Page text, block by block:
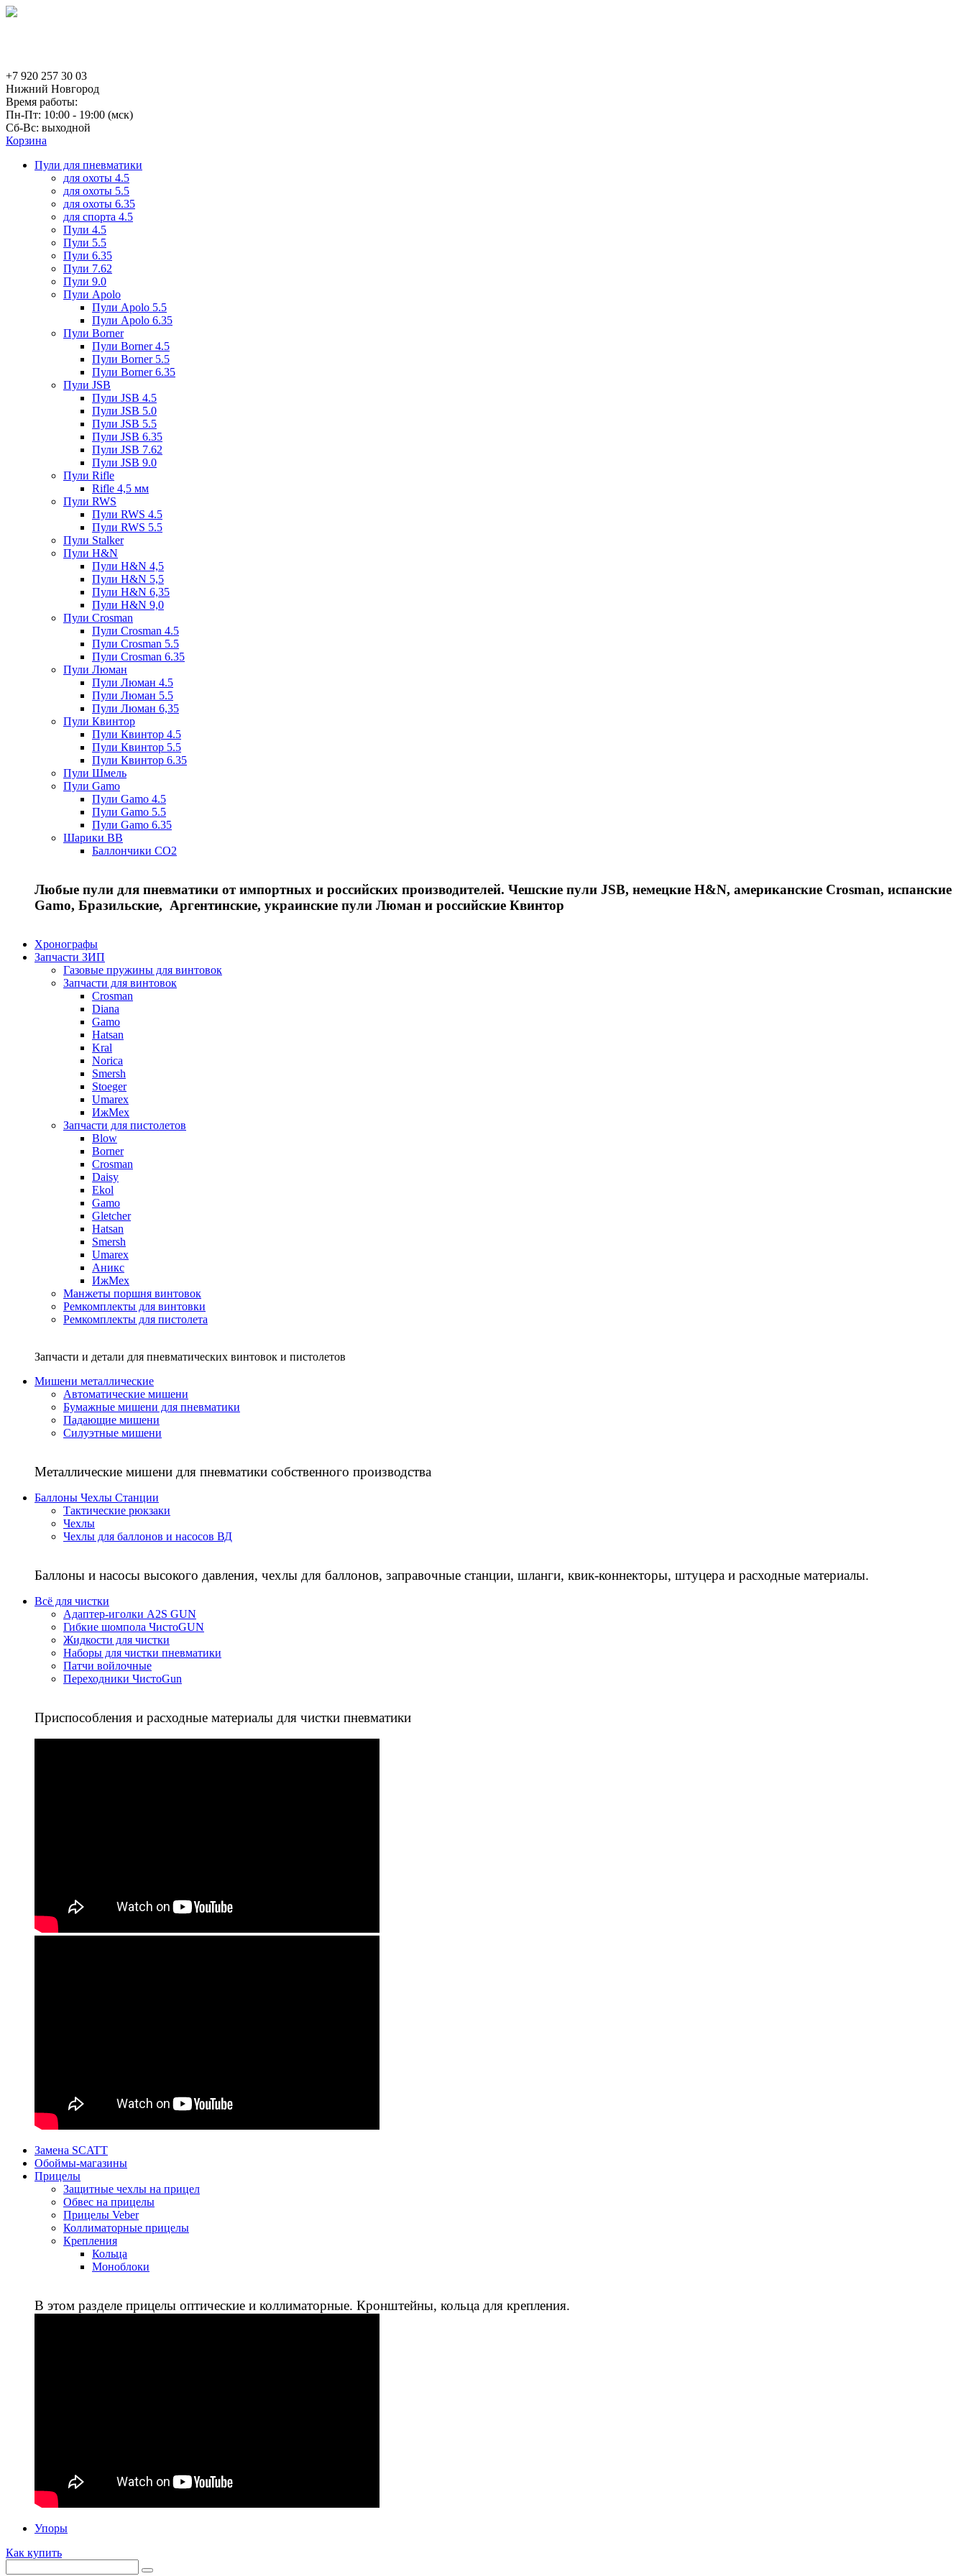
+7 920 257 30 03
Нижний Новгород
Время работы:
Пн-Пт: 10:00 - 19:00 (мск)
Сб-Вс: выходной
Корзина
Пули для пневматики
для охоты 4.5
для охоты 5.5
для охоты 6.35
для спорта 4.5
Пули 4.5
Пули 5.5
Пули 6.35
Пули 7.62
Пули 9.0
Пули Apolo
Пули Apolo 5.5
Пули Apolo 6.35
Пули Borner
Пули Borner 4.5
Пули Borner 5.5
Пули Borner 6.35
Пули JSB
Пули JSB 4.5
Пули JSB 5.0
Пули JSB 5.5
Пули JSB 6.35
Пули JSB 7.62
Пули JSB 9.0
Пули Rifle
Rifle 4,5 мм
Пули RWS
Пули RWS 4.5
Пули RWS 5.5
Пули Stalker
Пули H&N
Пули H&N 4,5
Пули H&N 5,5
Пули H&N 6,35
Пули H&N 9,0
Пули Crosman
Пули Crosman 4.5
Пули Crosman 5.5
Пули Crosman 6.35
Пули Люман
Пули Люман 4.5
Пули Люман 5.5
Пули Люман 6,35
Пули Квинтор
Пули Квинтор 4.5
Пули Квинтор 5.5
Пули Квинтор 6.35
Пули Шмель
Пули Gamo
Пули Gamo 4.5
Пули Gamo 5.5
Пули Gamo 6.35
Шарики BB
Баллончики CO2
Любые пули для пневматики от импортных и российских производителей. Чешские пули JSB, немецкие H&N, американские Crosman, испанские
Gamo, Бразильские, Аргентинские, украинские пули Люман и российские Квинтор
Хронографы
Запчасти ЗИП
Газовые пружины для винтовок
Запчасти для винтовок
Crosman
Diana
Gamo
Hatsan
Kral
Norica
Smersh
Stoeger
Umarex
ИжМех
Запчасти для пистолетов
Blow
Borner
Crosman
Daisy
Ekol
Gamo
Gletcher
Hatsan
Smersh
Umarex
Аникс
ИжМех
Манжеты поршня винтовок
Ремкомплекты для винтовки
Ремкомплекты для пистолета
Запчасти и детали для пневматических винтовок и пистолетов
Мишени металлические
Автоматические мишени
Бумажные мишени для пневматики
Падающие мишени
Силуэтные мишени
Металлические мишени для пневматики собственного производства
Баллоны Чехлы Станции
Тактические рюкзаки
Чехлы
Чехлы для баллонов и насосов ВД
Баллоны и насосы высокого давления, чехлы для баллонов, заправочные станции, шланги, квик-коннекторы, штуцера и расходные материалы.
Всё для чистки
Адаптер-иголки A2S GUN
Гибкие шомпола ЧистоGUN
Жидкости для чистки
Наборы для чистки пневматики
Патчи войлочные
Переходники ЧистоGun
Приспособления и расходные материалы для чистки пневматики
Замена SCATT
Обоймы-магазины
Прицелы
Защитные чехлы на прицел
Обвес на прицелы
Прицелы Veber
Коллиматорные прицелы
Крепления
Кольца
Моноблоки
В этом разделе прицелы оптические и коллиматорные. Кронштейны, кольца для крепления.
Упоры
Как купить